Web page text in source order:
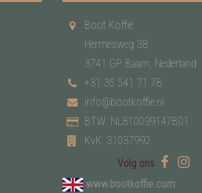
Boot Koffie
Hermesweg 38
3741 GP Baarn, Nederland
+31 35 541 71 78
info@bootkoffie.nl
BTW: NL810099147B01
KvK: 31037992
Volg ons
www.bootkoffie.com